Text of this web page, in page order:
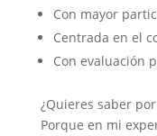
Con mayor
Centrada en el
Con evaluación
¿Quieres saber
Porque en mi